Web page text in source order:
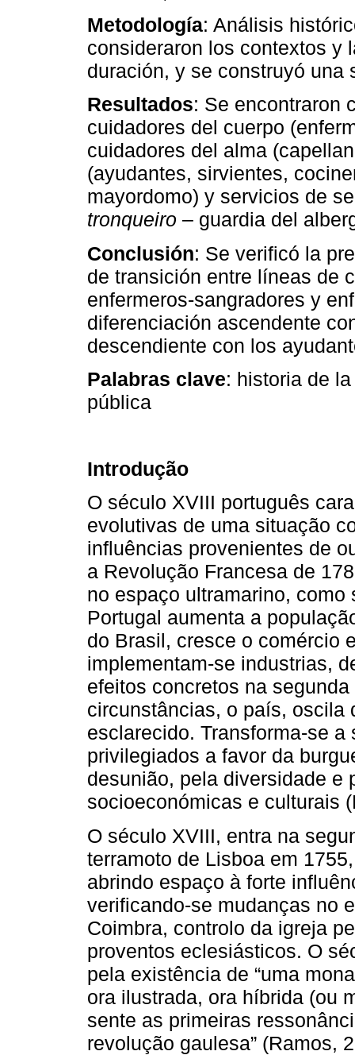
Metodología: Análisis
consideraron los contextos y
duración, y se construyó una
Resultados: Se encontraron
cuidadores del cuerpo
cuidadores del alma
(ayudantes, sirvientes,
mayordomo) y servicios de
tronqueiro – guardia del
Conclusión: Se verificó la
de transición entre líneas de
enfermeros-sangradores y
diferenciación ascendente
descendiente con los
Palabras clave: historia de
pública
Introdução
O século XVIII português
evolutivas de uma situação
influências provenientes de
a Revolução Francesa de
no espaço ultramarino,
Portugal aumenta a
do Brasil, cresce o comércio
implementam-se industrias,
efeitos concretos na
circunstâncias, o país, oscila
esclarecido. Transforma-se
privilegiados a favor da
desunião, pela diversidade e
socioeconómicas e culturais
O século XVIII, entra na
terramoto de Lisboa em
abrindo espaço à forte
verificando-se mudanças no
Coimbra, controlo da igreja
proventos eclesiásticos. O
pela existência de “uma
ora ilustrada, ora híbrida (ou
sente as primeiras
revolução gaulesa” (Ramos,